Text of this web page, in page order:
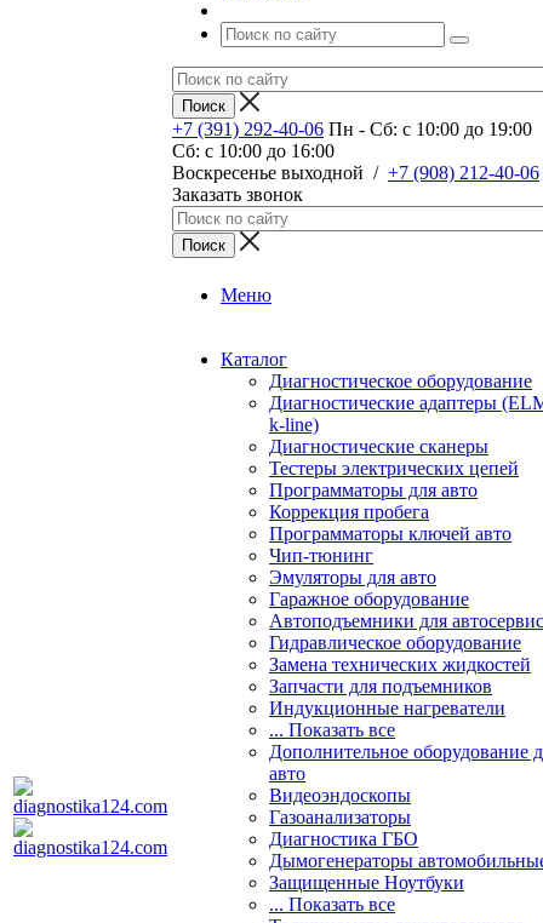
+7 (391) 292-40-06 Пн - Сб: c 10:00 до 19:00
Сб: c 10:00 до 16:00
​Воскресенье выходной / +7 (908) 212-40-06
Заказать звонок
Меню
Каталог
Диагностическое оборудование
Диагностические адаптеры
k-line)
Диагностические сканеры
Тестеры электрических цепей
Программаторы для авто
Коррекция пробега
Программаторы ключей авто
Чип-тюнинг
Эмуляторы для авто
Гаражное оборудование
Автоподъемники для
Гидравлическое оборудование
Замена технических жидкостей
Запчасти для подъемников
Индукционные нагреватели
... Показать все
Дополнительное оборудование
авто
Видеоэндоскопы
Газоанализаторы
Диагностика ГБО
Дымогенераторы
Защищенные Ноутбуки
... Показать все